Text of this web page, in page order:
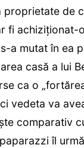
proprietate de
fi achiziționat-
a mutat în ea
casă a lui
ca o
vedeta va
comparativ
îl